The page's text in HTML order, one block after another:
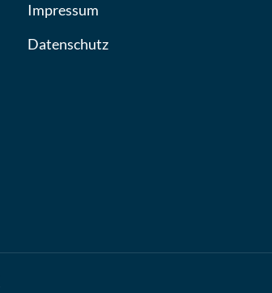
Impressum
Datenschutz